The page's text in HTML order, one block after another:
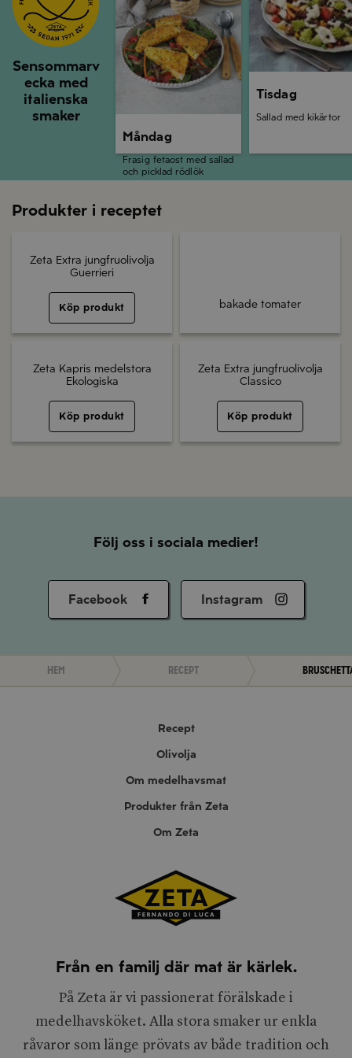
Sensommarv
ecka med
italienska
smaker
Måndag
Frasig fetaost med sallad
och picklad rödlök
Tisdag
Sallad med kikärtor
Produkter i receptet
Zeta Extra jungfruolivolja
Guerrieri
Köp produkt bakade tomater
Zeta Kapris medelstora
Ekologiska
Köp produkt
Zeta Extra jungfruolivolja
Classico
Köp produkt
Följ oss i sociala medier!
Facebook Instagram
Hem Recept
Recept
Olivolja
Om medelhavsmat
Produkter från Zeta
Om Zeta
Från en familj där mat är kärlek.
På Zeta är vi passionerat förälskade i
medelhavsköket. Alla stora smaker ur enkla
råvaror som länge prövats av både tradition och